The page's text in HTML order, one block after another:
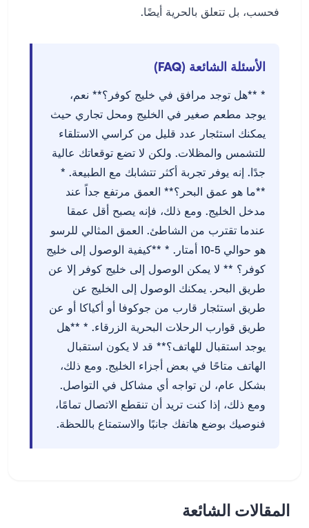
فحسب، بل تتعلق بالحرية أيضًا.
الأسئلة الشائعة (FAQ)
* **هل توجد مرافق في خليج كوفر؟** نعم،
يوجد مطعم صغير في الخليج ومحل تجاري حيث
يمكنك استئجار عدد قليل من كراسي الاستلقاء
للتشمس والمظلات. ولكن لا تضع توقعاتك عالية
جدًا. إنه يوفر تجربة أكثر تتشابك مع الطبيعة. *
**ما هو عمق البحر؟** العمق مرتفع جداً عند
مدخل الخليج. ومع ذلك، فإنه يصبح أقل عمقا
عندما تقترب من الشاطئ. العمق المثالي للرسو
هو حوالي 5-10 أمتار. * **كيفية الوصول إلى خليج
كوفر؟ ** لا يمكن الوصول إلى خليج كوفر إلا عن
طريق البحر. يمكنك الوصول إلى الخليج عن
طريق استئجار قارب من جوكوفا أو أكياكا أو عن
طريق قوارب الرحلات البحرية الزرقاء. * **هل
يوجد استقبال للهاتف؟** قد لا يكون استقبال
الهاتف متاحًا في بعض أجزاء الخليج. ومع ذلك،
بشكل عام، لن تواجه أي مشاكل في التواصل.
ومع ذلك، إذا كنت تريد أن تنقطع الاتصال تمامًا،
فنوصيك بوضع هاتفك جانبًا والاستمتاع باللحظة.
المقالات الشائعة